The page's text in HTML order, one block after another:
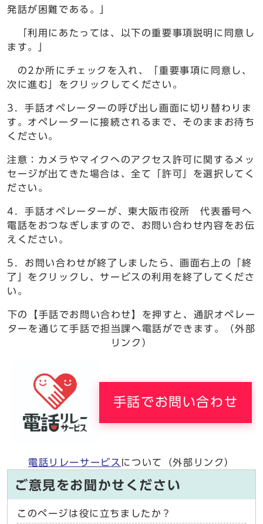
発話が困難である。」
「利用にあたっては、以下の重要事項説明に同意し
ます。」
の2か所にチェックを入れ、「重要事項に同意し、
次に進む」をクリックしてください。
3．手話オペレーターの呼び出し画面に切り替わりま
す。オペレーターに接続されるまで、そのままお待ち
ください。
注意：カメラやマイクへのアクセス許可に関するメッ
セージが出てきた場合は、全て「許可」を選択してく
ださい。
4．手話オペレーターが、東大阪市役所 代表番号へ
電話をおつなぎしますので、お問い合わせ内容をお伝
えください。
5．お問い合わせが終了しましたら、画面右上の「終
了」をクリックし、サービスの利用を終了してくださ
い。
下の【手話でお問い合わせ】を押すと、通訳オペレー
ターを通じて手話で担当課へ電話ができます。（外部
リンク）
手話でお問い合わせ
電話リレーサービス について（外部リンク）
ご意見をお聞かせください
このページは役に立ちましたか？